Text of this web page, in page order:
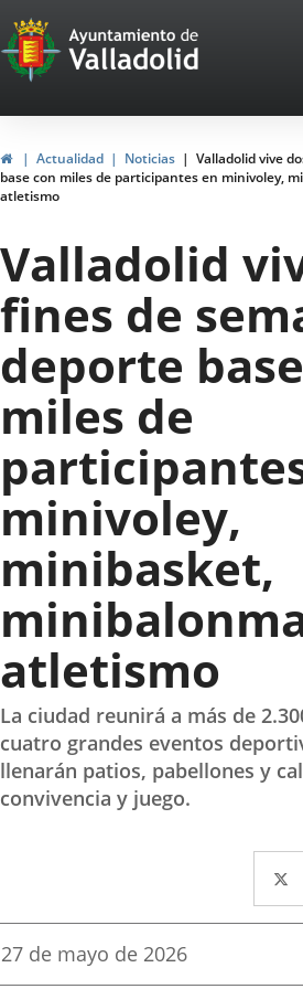
Portal
Web
del
Ayuntamiento
de
Valladolid
InicioActualidad Noticias
Valladolid vive
base con miles de participantes en minivoley,
atletismo
Valladolid
fines de
deporte
miles de
minivoley,
minibasket,
atletismo
La ciudad reunirá a más de
cuatro grandes eventos
llenarán patios, pabellones y
convivencia y juego.
a
Fecha
27 de mayo de 2026